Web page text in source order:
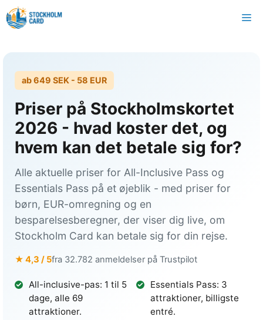
Spring
til
ab649 SEK - 58 EUR
Priser på Stockholmskortet
2026 - hvad koster det, og
hvem kan det betale sig for?
Alle aktuelle priser for All-Inclusive Pass og
Essentials Pass på et øjeblik - med priser for
børn, EUR-omregning og en
besparelsesberegner, der viser dig live, om
Stockholm Card kan betale sig for din rejse.
★ 4,3 / 5fra 32.782 anmeldelser på Trustpilot
All-inclusive-pas: 1 til 5
dage, alle 69
attraktioner.
Essentials Pass: 3
attraktioner, billigste
entré.